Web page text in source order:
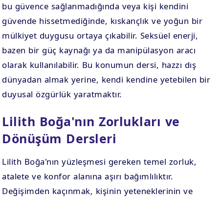
bu güvence sağlanmadığında veya kişi kendini
güvende hissetmediğinde, kıskançlık ve yoğun bir
mülkiyet duygusu ortaya çıkabilir. Seksüel enerji,
bazen bir güç kaynağı ya da manipülasyon aracı
olarak kullanılabilir. Bu konumun dersi, hazzı dış
dünyadan almak yerine, kendi kendine yetebilen bir
duyusal özgürlük yaratmaktır.
Lilith Boğa'nın Zorlukları ve
Dönüşüm Dersleri
Lilith Boğa'nın yüzleşmesi gereken temel zorluk,
atalete ve konfor alanına aşırı bağımlılıktır.
Değişimden kaçınmak, kişinin yeteneklerinin ve